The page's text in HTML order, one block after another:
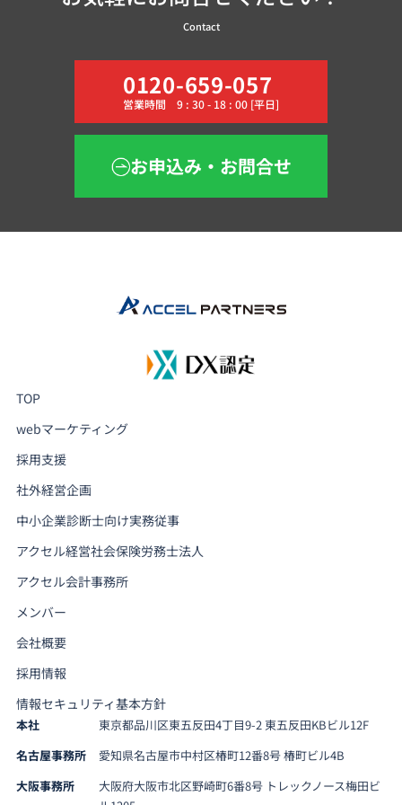
Contact
0120-659-057
営業時間 9 : 30 - 18 : 00 [平日]
お申込み・お問合せ
TOP
webマーケティング
採用支援
社外経営企画
中小企業診断士向け実務従事
アクセル経営社会保険労務士法人
アクセル会計事務所
メンバー
会社概要
採用情報
情報セキュリティ基本方針
本社
東京都品川区東五反田4丁目9-2 東五反田KBビル12F
名古屋事務所
愛知県名古屋市中村区椿町12番8号 椿町ビル4B
大阪事務所
大阪府大阪市北区野崎町6番8号 トレックノース梅田ビ